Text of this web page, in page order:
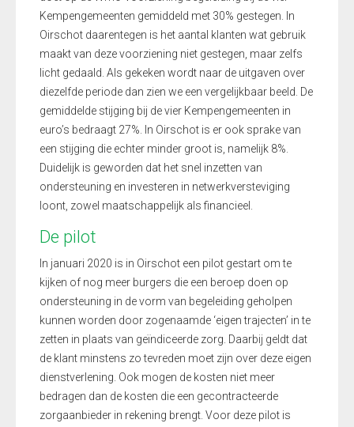
Kempengemeenten gemiddeld met 30% gestegen. In
Oirschot daarentegen is het aantal klanten wat gebruik
maakt van deze voorziening niet gestegen, maar zelfs
licht gedaald. Als gekeken wordt naar de uitgaven over
diezelfde periode dan zien we een vergelijkbaar beeld. De
gemiddelde stijging bij de vier Kempengemeenten in
euro’s bedraagt 27%. In Oirschot is er ook sprake van
een stijging die echter minder groot is, namelijk 8%.
Duidelijk is geworden dat het snel inzetten van
ondersteuning en investeren in netwerkversteviging
loont, zowel maatschappelijk als financieel.
De pilot
In januari 2020 is in Oirschot een pilot gestart om te
kijken of nog meer burgers die een beroep doen op
ondersteuning in de vorm van begeleiding geholpen
kunnen worden door zogenaamde ‘eigen trajecten’ in te
zetten in plaats van geïndiceerde zorg. Daarbij geldt dat
de klant minstens zo tevreden moet zijn over deze eigen
dienstverlening. Ook mogen de kosten niet meer
bedragen dan de kosten die een gecontracteerde
zorgaanbieder in rekening brengt. Voor deze pilot is